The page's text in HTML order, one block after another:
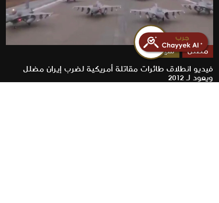
مضلل سياسة
فيديو انطلاق طائرات مقاتلة أمريكية لضرب إيران مضلل
ويعود لـ 2012